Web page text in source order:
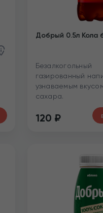
Добрый 0.5л Кола
Безалкогольный
газированный
узнаваемым
сахара.
120 ₽